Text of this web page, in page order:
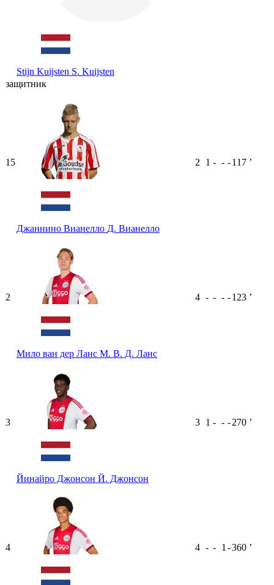
Stijn Kuijsten S. Kuijsten
защитник
15
Джаннино Вианелло Д. Вианелло
2 1 - - -117 ʼ
2
Мило ван дер Ланс М. В. Д. Ланс
4 - - - -123 ʼ
3
Йинайро Джонсон Й. Джонсон
3 1 - - -270 ʼ
4 4 - - 1 -360 ʼ